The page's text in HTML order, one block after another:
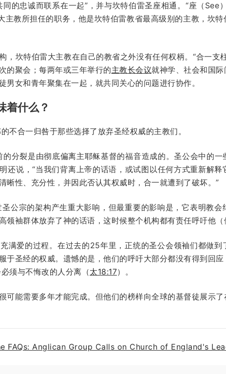
的忠诚而联系在一起”，并与坎特伯雷圣座相通。“座（See
主教所担任的职务，他是坎特伯雷教省最高级别的主教，坎
，坎特伯雷大主教在自己的教省之外没有任何权柄。“合一支
的聚会；每两年或三年举行的主教长会议就神学、社会和国际
男女和青年聚集在一起，就共同关心的问题进行协作。
着什么？
不合一归咎于那些选择了放弃圣经权威的主教们。
的分裂是由彻底偏离主耶稣基督的福音造成的。圣公会中的
还说，“当我们背离上帝的话语，或试图以任何方式重新解
晰性、充分性，并因此否认其权威时，合一就遭到了破坏。”
公宗的架构产生重大影响，但最重要的影响是，它表明教
袖群体放弃了神的话语，这时候整个机构都有责任呼吁他（
满爱的过程。在过去的25年里，正统的圣公会领袖们都做
于圣经的权威。遗憾的是，他们的呼吁大部分都没有得到回
须与不悔改的人分离（太18:17）。
可能需要多年才能完成。但他们的榜样向全球的基督徒展示
FAQs: Anglican Group Calls on Church of England's